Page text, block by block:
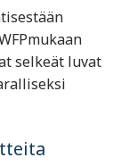
selkeät luvat